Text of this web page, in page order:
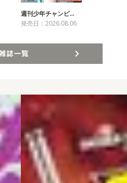
週刊少年チャンピ…
発売日：2026.08.06